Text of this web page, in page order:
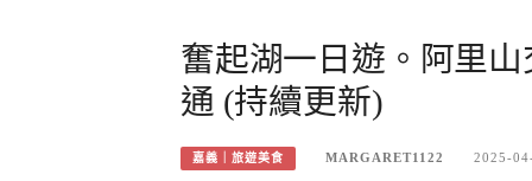
奮起湖一日遊。阿里
通 (持續更新)
嘉義｜旅遊美食 MARGARET1122 2025-